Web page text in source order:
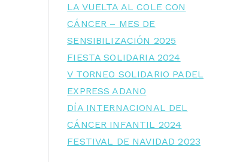
LA VUELTA AL COLE CON
CÁNCER – MES DE
SENSIBILIZACIÓN 2025
FIESTA SOLIDARIA 2024
V TORNEO SOLIDARIO PADEL
EXPRESS ADANO
DÍA INTERNACIONAL DEL
CÁNCER INFANTIL 2024
FESTIVAL DE NAVIDAD 2023